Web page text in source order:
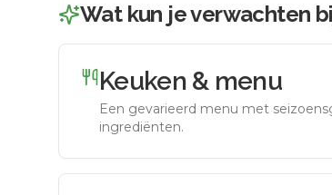
Wat kun je verwachten
Keuken & menu
Een gevarieerd menu met
ingrediënten.